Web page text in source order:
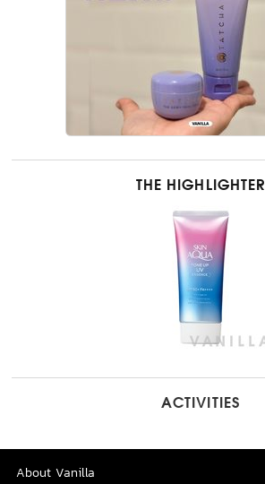
THE HIGHLIGHTER
ACTIVITIES
About Vanilla